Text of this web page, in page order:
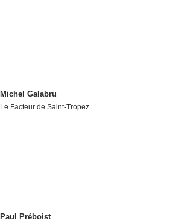
Michel Galabru
Le Facteur de Saint-Tropez
Paul Préboist